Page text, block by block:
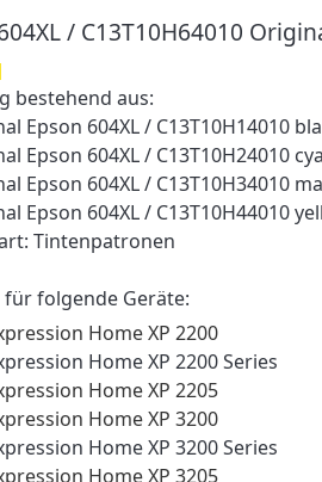
/ C13T10H64010
bestehend aus:
Epson 604XL / C13T10H14010
Epson 604XL / C13T10H24010
Epson 604XL / C13T10H34010
Epson 604XL / C13T10H44010
Tintenpatronen
für folgende Geräte:
Home XP 2200
Home XP 2200 Series
Home XP 2205
Home XP 3200
Home XP 3200 Series
Home XP 3205